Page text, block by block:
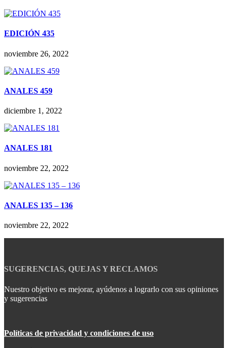
EDICIÓN 435
noviembre 26, 2022
ANALES 459
diciembre 1, 2022
ANALES 181
noviembre 22, 2022
ANALES 135 – 136
noviembre 22, 2022
SUGERENCIAS, QUEJAS Y RECLAMOS
Nuestro objetivo es mejorar, ayúdenos a lograrlo con sus opiniones
y sugerencias
Políticas de privacidad y condiciones de uso